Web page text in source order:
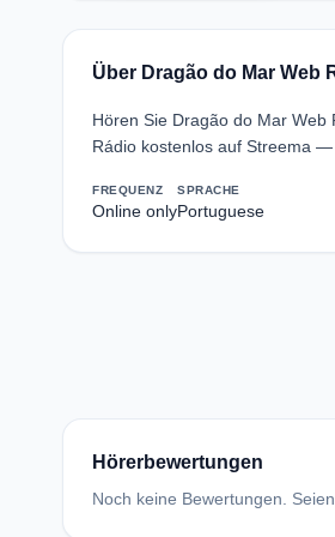
Über Dragão do Mar Web
Hören Sie Dragão do Mar
Rádio kostenlos auf Streema —
FREQUENZ
Online only
SPRACHE
Portuguese
Hörerbewertungen
Noch keine Bewertungen.